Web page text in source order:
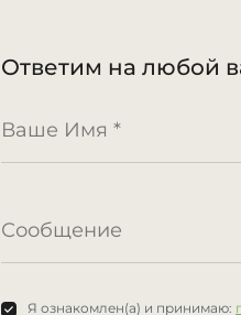
Ответим на любой
Я ознакомлен(а) и принимаю: